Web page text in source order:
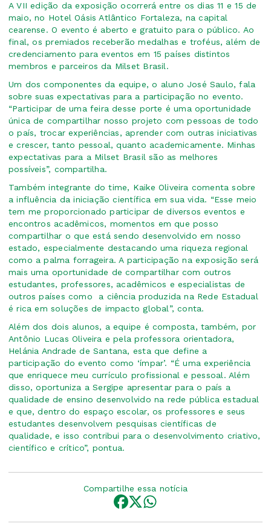
A VII edição da exposição ocorrerá entre os dias 11 e 15 de
maio, no Hotel Oásis Atlântico Fortaleza, na capital
cearense. O evento é aberto e gratuito para o público. Ao
final, os premiados receberão medalhas e troféus, além de
credenciamento para eventos em 15 países distintos
membros e parceiros da Milset Brasil.
Um dos componentes da equipe, o aluno José Saulo, fala
sobre suas expectativas para a participação no evento.
“Participar de uma feira desse porte é uma oportunidade
única de compartilhar nosso projeto com pessoas de todo
o país, trocar experiências, aprender com outras iniciativas
e crescer, tanto pessoal, quanto academicamente. Minhas
expectativas para a Milset Brasil são as melhores
possíveis”, compartilha.
Também integrante do time, Kaike Oliveira comenta sobre
a influência da iniciação científica em sua vida. “Esse meio
tem me proporcionado participar de diversos eventos e
encontros acadêmicos, momentos em que posso
compartilhar o que está sendo desenvolvido em nosso
estado, especialmente destacando uma riqueza regional
como a palma forrageira. A participação na exposição será
mais uma oportunidade de compartilhar com outros
estudantes, professores, acadêmicos e especialistas de
outros países como a ciência produzida na Rede Estadual
é rica em soluções de impacto global”, conta.
Além dos dois alunos, a equipe é composta, também, por
Antônio Lucas Oliveira e pela professora orientadora,
Helánia Andrade de Santana, esta que define a
participação do evento como ‘ímpar’. “É uma experiência
que enriquece meu currículo profissional e pessoal. Além
disso, oportuniza a Sergipe apresentar para o país a
qualidade de ensino desenvolvido na rede pública estadual
e que, dentro do espaço escolar, os professores e seus
estudantes desenvolvem pesquisas científicas de
qualidade, e isso contribui para o desenvolvimento criativo,
científico e crítico”, pontua.
Compartilhe essa notícia